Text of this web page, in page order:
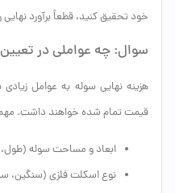
خود تحقیق کنید، قطعاً برآورد
سوال: چه عواملی در تعیین
هزینه نهایی سوله به عوامل زیادی
قیمت تمام شده خواهند داشت.
ابعاد و مساحت سوله (طول،
نوع اسکلت فلزی (سنگین،